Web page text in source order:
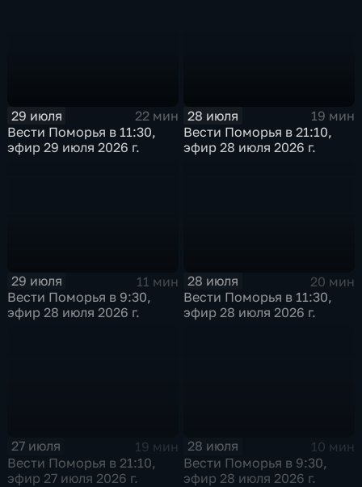
29 июля
22 мин
Вести Поморья в 11:30,
эфир 29 июля 2026 г.
28 июля
19 мин
Вести Поморья в 21:10,
эфир 28 июля 2026 г.
29 июля
11 мин
Вести Поморья в 9:30,
эфир 28 июля 2026 г.
28 июля
20 мин
Вести Поморья в 11:30,
эфир 28 июля 2026 г.
27 июля
19 мин
Вести Поморья в 21:10,
эфир 27 июля 2026 г.
28 июля
10 мин
Вести Поморья в 9:30,
эфир 28 июля 2026 г.